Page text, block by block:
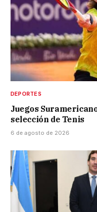
DEPORTES
Juegos
selección de Tenis
6 de agosto de 2026